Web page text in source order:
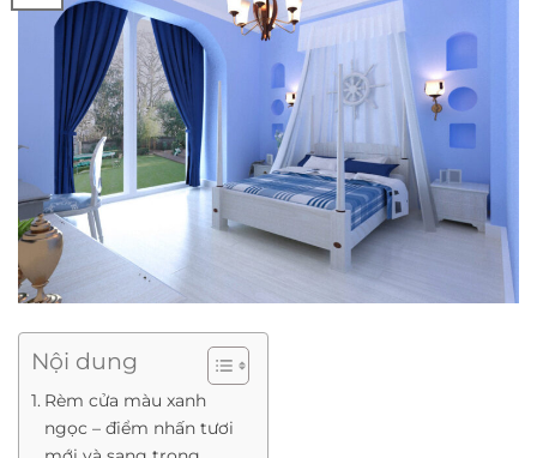
Nội dung
Rèm cửa màu xanh
ngọc – điểm nhấn tươi